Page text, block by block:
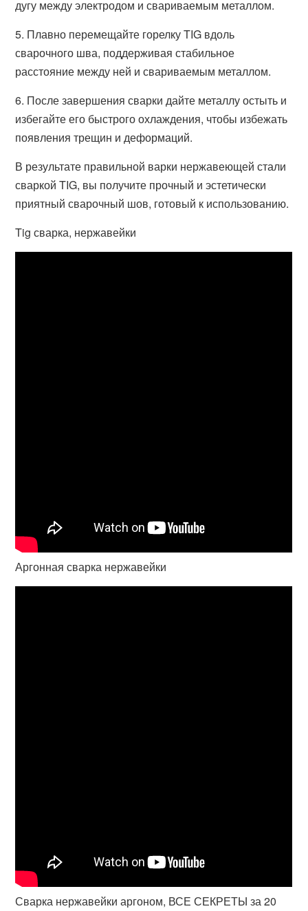
дугу между электродом и свариваемым металлом.
5. Плавно перемещайте горелку TIG вдоль
сварочного шва, поддерживая стабильное
расстояние между ней и свариваемым металлом.
6. После завершения сварки дайте металлу остыть и
избегайте его быстрого охлаждения, чтобы избежать
появления трещин и деформаций.
В результате правильной варки нержавеющей стали
сваркой TIG, вы получите прочный и эстетически
приятный сварочный шов, готовый к использованию.
Tig сварка, нержавейки
Аргонная сварка нержавейки
Сварка нержавейки аргоном, ВСЕ СЕКРЕТЫ за 20